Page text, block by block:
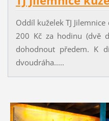
Oddíl kuželek TJ
200 Kč za hodinu (dvě
dohodnout předem. K
dvoudráha.....